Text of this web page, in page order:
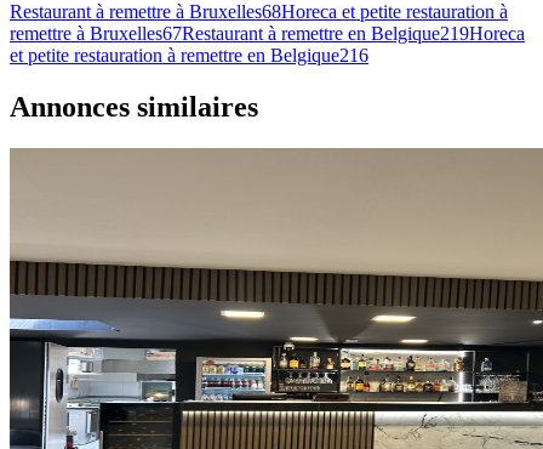
Restaurant à remettre à Bruxelles68Horeca et petite restauration à
remettre à Bruxelles67Restaurant à remettre en Belgique219Horeca
et petite restauration à remettre en Belgique216
Annonces similaires